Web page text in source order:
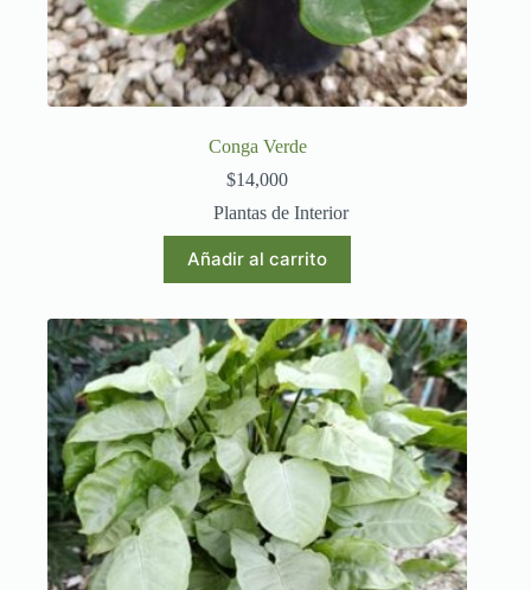
Conga Verde
$14,000
Plantas de Interior
Añadir al carrito